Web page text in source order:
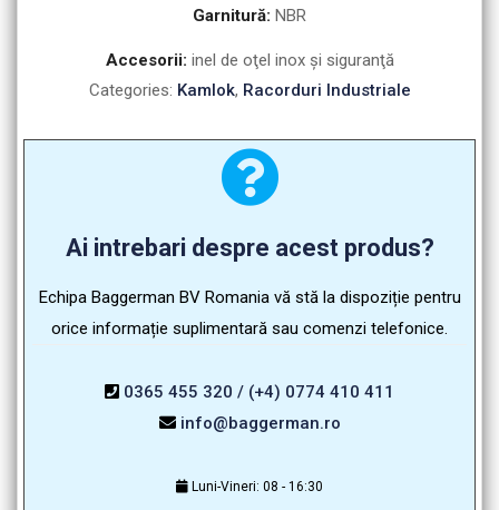
Garnitură: NBR
Accesorii: inel de oţel inox şi siguranţă
Categories: Kamlok, Racorduri Industriale
Ai intrebari despre acest produs?
Echipa Baggerman BV Romania vă stă la dispoziție pentru
orice informație suplimentară sau comenzi telefonice.
0365 455 320 / (+4) 0774 410 411
info@baggerman.ro
Luni-Vineri: 08 - 16:30